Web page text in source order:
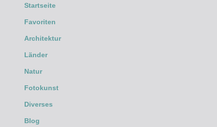
Startseite
Favoriten
Architektur
Länder
Natur
Fotokunst
Diverses
Blog